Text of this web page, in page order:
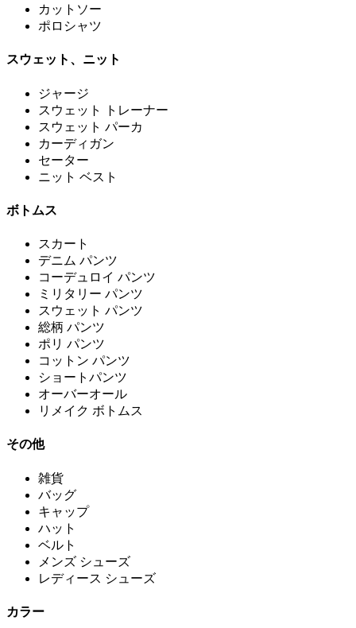
カットソー
ポロシャツ
スウェット、ニット
ジャージ
スウェット トレーナー
スウェット パーカ
カーディガン
セーター
ニット ベスト
ボトムス
スカート
デニム パンツ
コーデュロイ パンツ
ミリタリー パンツ
スウェット パンツ
総柄 パンツ
ポリ パンツ
コットン パンツ
ショートパンツ
オーバーオール
リメイク ボトムス
その他
雑貨
バッグ
キャップ
ハット
ベルト
メンズ シューズ
レディース シューズ
カラー